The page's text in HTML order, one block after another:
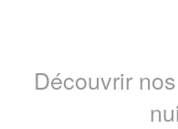
Découvrir